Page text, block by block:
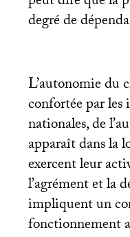
degré de
L’autonomie du
confortée par
nationales, de
apparaît dans la
exercent leur
l’agrément et la
impliquent un
fonctionnement